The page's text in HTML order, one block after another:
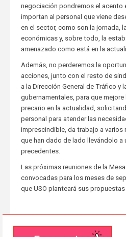
negociación pondremos el acento
importan al personal que viene
en el sector, como son la jornada,
económicas y, sobre todo, la
amenazado como está en la
Además, no perderemos la
acciones, junto con el resto de
a la Dirección General de Tráfico y
gubernamentales, para que
precario en la actualidad,
personal para atender las
imprescindible, da trabajo a varios
que han dado de lado llevándolo a
precedentes.
Las próximas reuniones de la
convocadas para los meses de
que USO planteará sus